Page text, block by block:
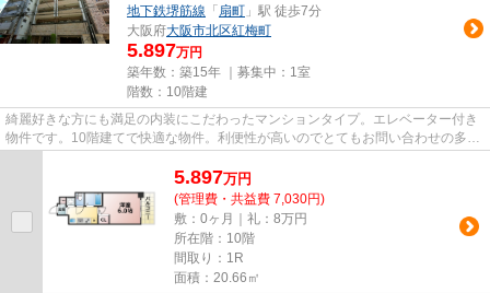
地下鉄堺筋線 「 扇町 」駅 徒歩7分
大阪府大阪市北区紅梅町
5.897万円
築年数：築15年 ｜募集中： 1室
階数：10階建
綺麗好きな方にも満足の内装にこだわったマンションタイプ。エレベーター付き
物件です。10階建てで快適な物件。利便性が高いのでとてもお問い合わせの多い
5.897万円
(管理費・共益費 7,030円)
敷：0ヶ月｜礼：8万円
所在階：10階
間取り：1R
面積：20.66㎡